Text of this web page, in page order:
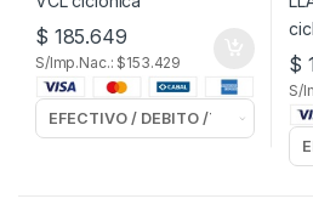
$ 185.649
S/Imp.Nac.: $153.429 $
S/